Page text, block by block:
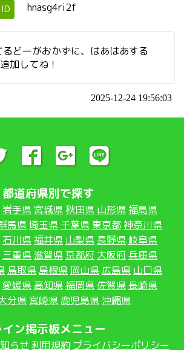
ID hnasg4ri2f
どーがおかずに、はあはあする
加してね！
2025-12-24 19:56:03
都道府県別で探す
岩手県 宮城県 秋田県 山形県福島県
馬県埼玉県 千葉県 東京都神奈川県
石川県福井県 山梨県 長野県 岐阜県
三重県滋賀県 京都府 大阪府 兵庫県
鳥取県 島根県 岡山県 広島県 山口県
愛媛県 高知県福岡県 佐賀県 長崎県
分県 宮崎県 鹿児島県 沖縄県
イン掲示板メニュー
らせ 利用規約 プライバシーポリシー